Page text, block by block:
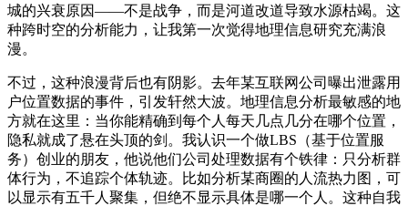
城的兴衰原因——不是战争，而是河道改道导致水源枯竭。这
种跨时空的分析能力，让我第一次觉得地理信息研究充满浪
漫。
不过，这种浪漫背后也有阴影。去年某互联网公司曝出泄露用
户位置数据的事件，引发轩然大波。地理信息分析最敏感的地
方就在这里：当你能精确到每个人每天几点几分在哪个位置，
隐私就成了悬在头顶的剑。我认识一个做LBS（基于位置服
务）创业的朋友，他说他们公司处理数据有个铁律：只分析群
体行为，不追踪个体轨迹。比如分析某商圈的人流热力图，可
以显示有五千人聚集，但绝不显示具体是哪一个人。这种自我